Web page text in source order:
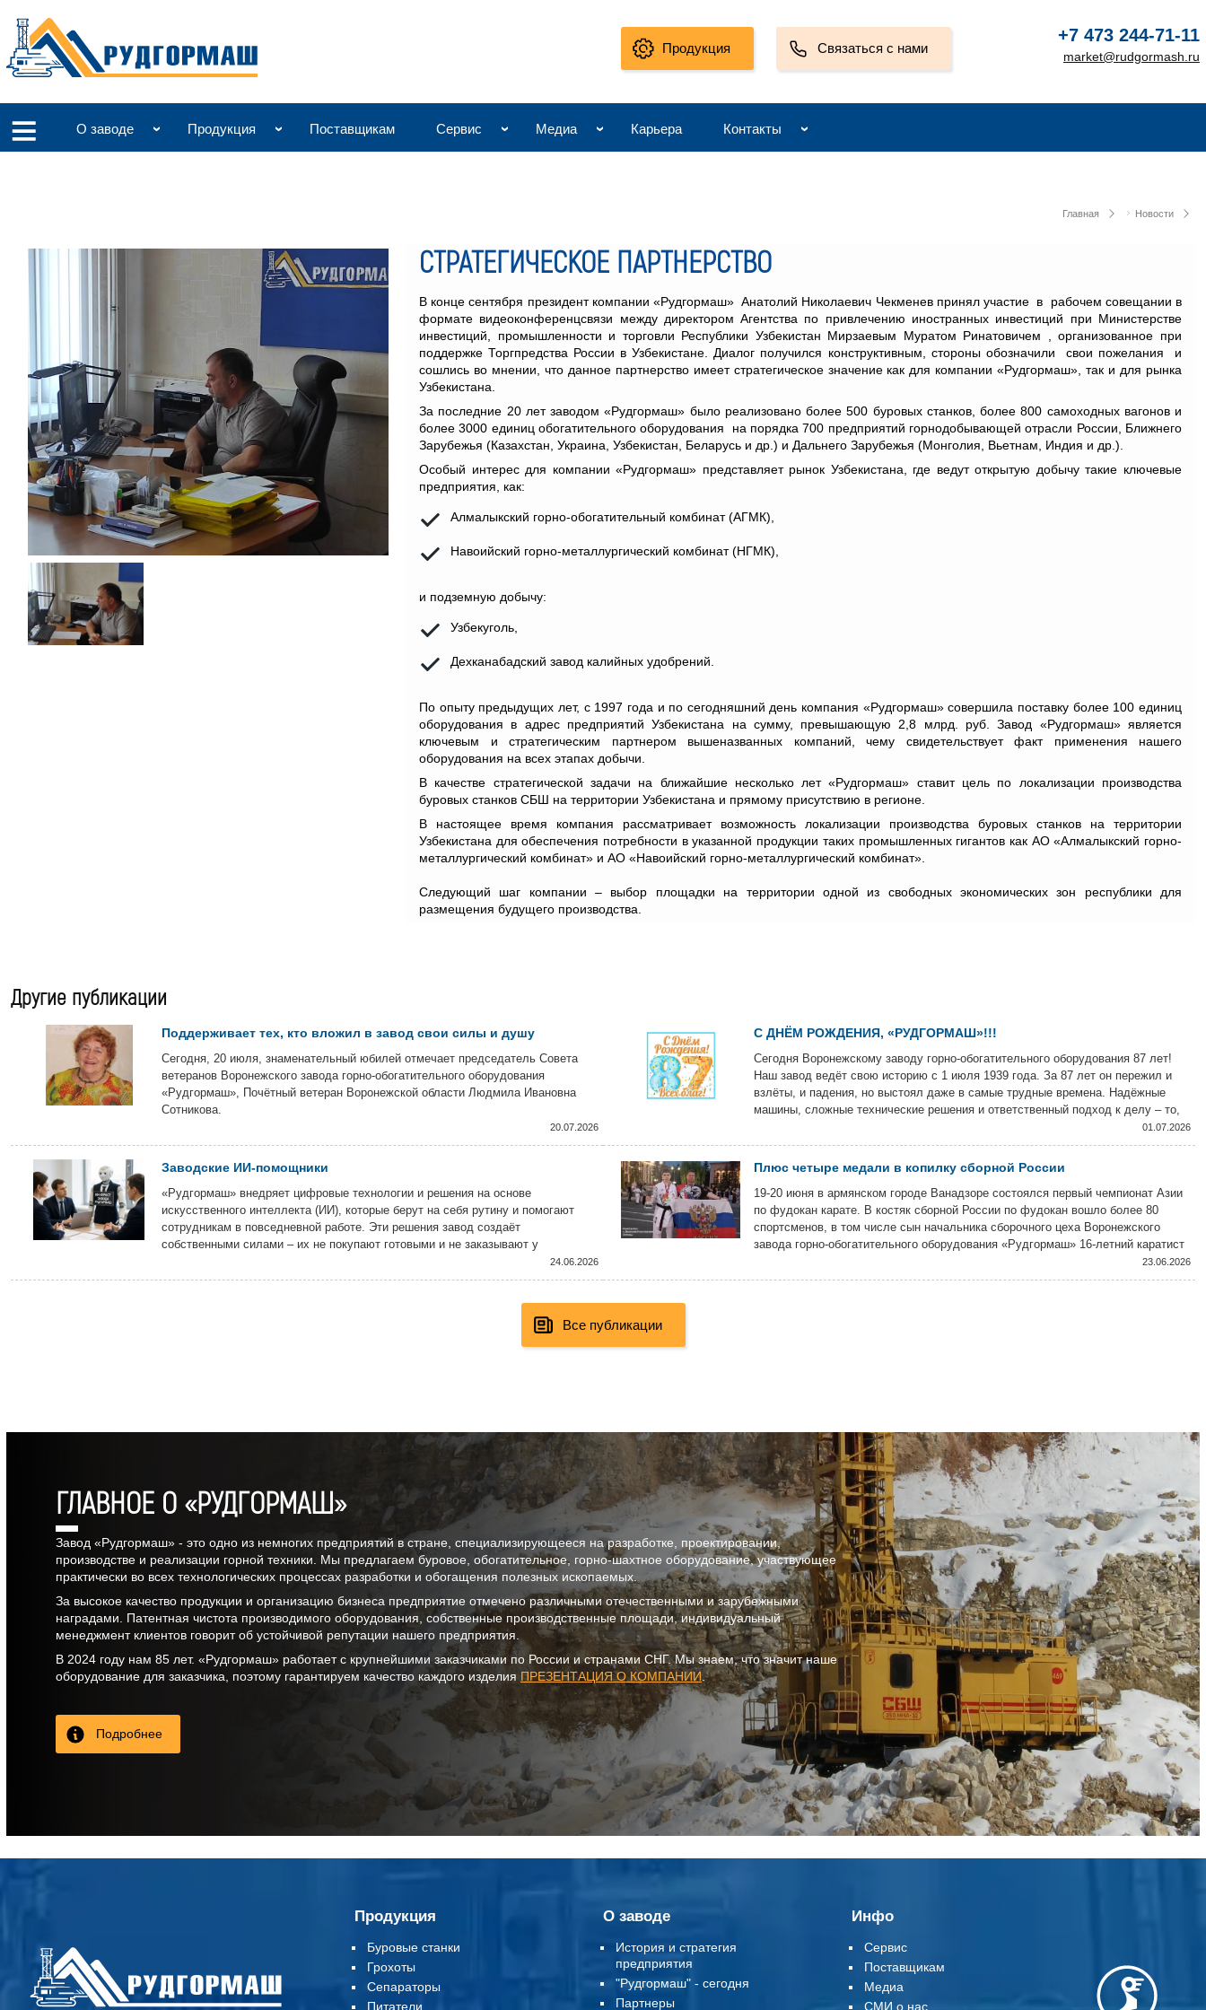
Связаться с нами
Продукция
+7 473 244-71-11
market@rudgormash.ru
О заводе Продукция Поставщикам Сервис Медиа Карьера Контакты
Главная Новости
СТРАТЕГИЧЕСКОЕ ПАРТНЕРСТВО
В конце сентября президент компании «Рудгормаш» Анатолий Николаевич Чекменев принял участие в рабочем совещании в
формате видеоконференцсвязи между директором Агентства по привлечению иностранных инвестиций при Министерстве
инвестиций, промышленности и торговли Республики Узбекистан Мирзаевым Муратом Ринатовичем , организованное при
поддержке Торгпредства России в Узбекистане. Диалог получился конструктивным, стороны обозначили свои пожелания и
сошлись во мнении, что данное партнерство имеет стратегическое значение как для компании «Рудгормаш», так и для рынка
Узбекистана.
За последние 20 лет заводом «Рудгормаш» было реализовано более 500 буровых станков, более 800 самоходных вагонов и
более 3000 единиц обогатительного оборудования на порядка 700 предприятий горнодобывающей отрасли России, Ближнего
Зарубежья (Казахстан, Украина, Узбекистан, Беларусь и др.) и Дальнего Зарубежья (Монголия, Вьетнам, Индия и др.).
Особый интерес для компании «Рудгормаш» представляет рынок Узбекистана, где ведут открытую добычу такие ключевые
предприятия, как:
Алмалыкский горно-обогатительный комбинат (АГМК),
Навоийский горно-металлургический комбинат (НГМК),
и подземную добычу:
Узбекуголь,
Дехканабадский завод калийных удобрений.
По опыту предыдущих лет, с 1997 года и по сегодняшний день компания «Рудгормаш» совершила поставку более 100 единиц
оборудования в адрес предприятий Узбекистана на сумму, превышающую 2,8 млрд. руб. Завод «Рудгормаш» является
ключевым и стратегическим партнером вышеназванных компаний, чему свидетельствует факт применения нашего
оборудования на всех этапах добычи.
В качестве стратегической задачи на ближайшие несколько лет «Рудгормаш» ставит цель по локализации производства
буровых станков СБШ на территории Узбекистана и прямому присутствию в регионе.
В настоящее время компания рассматривает возможность локализации производства буровых станков на территории
Узбекистана для обеспечения потребности в указанной продукции таких промышленных гигантов как АО «Алмалыкский горно-
металлургический комбинат» и АО «Навоийский горно-металлургический комбинат».
Следующий шаг компании – выбор площадки на территории одной из свободных экономических зон республики для
размещения будущего производства.
Другие публикации
Поддерживает тех, кто вложил в завод свои силы и душу
Сегодня, 20 июля, знаменательный юбилей отмечает председатель Совета
ветеранов Воронежского завода горно-обогатительного оборудования
«Рудгормаш», Почётный ветеран Воронежской области Людмила Ивановна
Сотникова.
20.07.2026
С ДНЁМ РОЖДЕНИЯ, «РУДГОРМАШ»!!!
Сегодня Воронежскому заводу горно-обогатительного оборудования 87 лет!
Наш завод ведёт свою историю с 1 июля 1939 года. За 87 лет он пережил и
взлёты, и падения, но выстоял даже в самые трудные времена. Надёжные
машины, сложные технические решения и ответственный подход к делу – то,
01.07.2026
Заводские ИИ-помощники
«Рудгормаш» внедряет цифровые технологии и решения на основе
искусственного интеллекта (ИИ), которые берут на себя рутину и помогают
сотрудникам в повседневной работе. Эти решения завод создаёт
собственными силами – их не покупают готовыми и не заказывают у
подрядчиков, а разрабатывают на предприятии с использованием самых
передовых технологий.
24.06.2026
Плюс четыре медали в копилку сборной России
19-20 июня в армянском городе Ванадзоре состоялся первый чемпионат Азии
по фудокан карате. В костяк сборной России по фудокан вошло более 80
спортсменов, в том числе сын начальника сборочного цеха Воронежского
завода горно-обогатительного оборудования «Рудгормаш» 16-летний каратист
23.06.2026
Все публикации
ГЛАВНОЕ О «РУДГОРМАШ»
Завод «Рудгормаш» - это одно из немногих предприятий в стране, специализирующееся на разработке, проектировании,
производстве и реализации горной техники. Мы предлагаем буровое, обогатительное, горно-шахтное оборудование, участвующее
практически во всех технологических процессах разработки и обогащения полезных ископаемых.
За высокое качество продукции и организацию бизнеса предприятие отмечено различными отечественными и зарубежными
наградами. Патентная чистота производимого оборудования, собственные производственные площади, индивидуальный
менеджмент клиентов говорит об устойчивой репутации нашего предприятия.
В 2024 году нам 85 лет. «Рудгормаш» работает с крупнейшими заказчиками по России и странами СНГ. Мы знаем, что значит наше
оборудование для заказчика, поэтому гарантируем качество каждого изделия ПРЕЗЕНТАЦИЯ О КОМПАНИИ.
Подробнее
Продукция
Буровые станки
Грохоты
Сепараторы
Питатели
О заводе
История и стратегия
предприятия
"Рудгормаш" - сегодня
Партнеры
Инфо
Сервис
Поставщикам
Медиа
СМИ о нас